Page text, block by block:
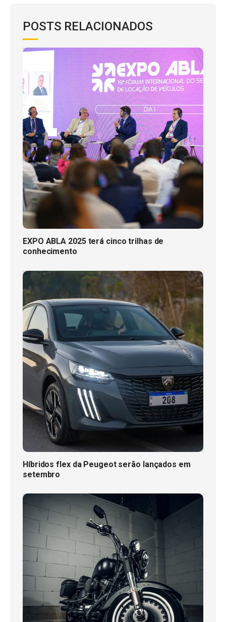
POSTS RELACIONADOS
EXPO ABLA 2025 terá cinco trilhas de
conhecimento
Híbridos flex da Peugeot serão lançados em
setembro